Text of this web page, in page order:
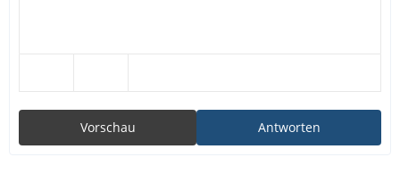
Antworten
Vorschau